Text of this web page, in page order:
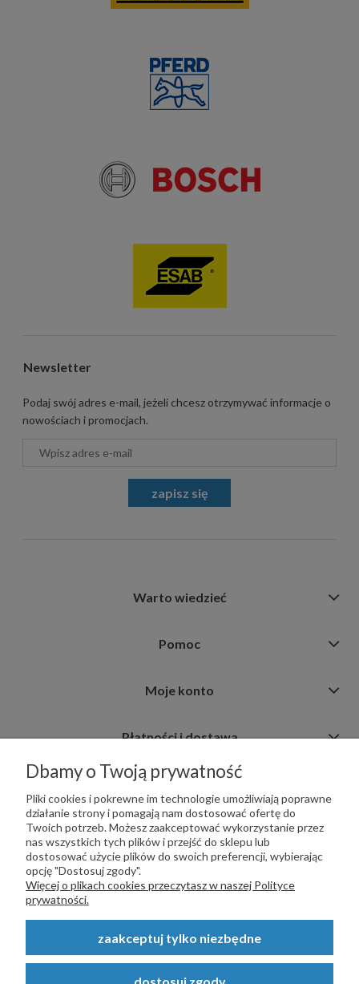
Newsletter
Podaj swój adres e-mail, jeżeli chcesz otrzymywać informacje o
nowościach i promocjach.
zapisz się
Warto wiedzieć
Pomoc
Moje konto
Płatności i dostawa
Informacje
PŁATNOŚCI OBSŁUGUJE:
Copyright © 2023STALSKLEP.PL- Akcesoria do bram i ogrodzeń -
Dbamy o Twoją prywatność
Pliki cookies i pokrewne im technologie umożliwiają poprawne
działanie strony i pomagają nam dostosować ofertę do
Twoich potrzeb. Możesz zaakceptować wykorzystanie przez
nas wszystkich tych plików i przejść do sklepu lub
dostosować użycie plików do swoich preferencji, wybierając
opcję "Dostosuj zgody".
Więcej o plikach cookies przeczytasz w naszej Polityce
prywatności.
zaakceptuj tylko niezbędne
dostosuj zgody